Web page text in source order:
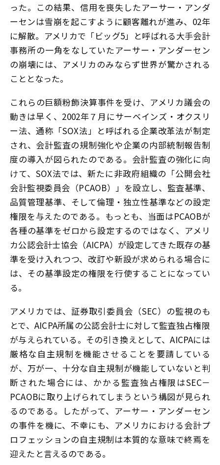
った。この結果、信用を喪失したアーサー・アンダ
ーセンは雪崩を起こすように顧客離れが進み、02年
に解散。アメリカで「ビッグ5」と呼ばれる大手会計
事務所の一角をなしていたアーサー・アンダーセン
の崩壊には、アメリカのみならず世界が驚かされる
こととなった。
これらの巨額粉飾決算事件を受け、アメリカ議会の
動きは早く、2002年７月にサーベインズ・オクスリ
ー法、通称「SOX法」と呼ばれる企業改革法が制定
され、会計監査の規制強化や企業の内部統制報告制
度の導入が図られたのである。会計監査の強化に向
けて、SOX法では、新たに非政府組織の「公開会社
会計監視委員会（PCAOB）」を設立し、監査基準、
品質管理基準、そして倫理・独立性基準などの設定
権限を与えたのである。もっとも、当面はPCAOBが
各種の基準をゼロから設定するのではなく、アメリ
カ公認会計士協会（AICPA）が設定してきた既存の基
準を受け入れつつ、改訂や新設が求められる場合に
は、その基準設定の権限を行使することになってい
る。
アメリカでは、証券取引委員会（SEC）の監視のも
とで、AICPA所属の公認会計士に対して監査独占権限
が与えられている。その引き換えとして、AICPAには
厳格な自主規制を機能させることを要請している
が、万が一、十分な自主規制が機能していないと判
断された場合には、かかる監査独占権限はSEC－
PCAOBに取り上げられてしまうという構図が見られ
るのである。したがって、アーサー・アンダーセン
の事件を機に、不幸にも、アメリカにおける会計プ
ロフェッションの自主規制は本質的な意味で終焉を
迎えたと言えるのである。